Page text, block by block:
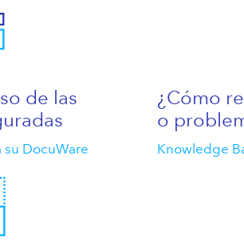
de las
su DocuWare
¿Cómo
o
Knowledge